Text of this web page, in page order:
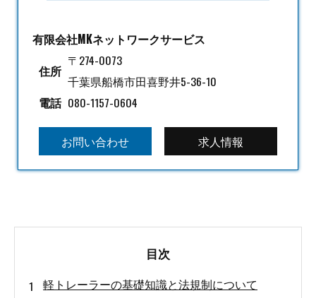
有限会社MKネットワークサービス
住所
〒274-0073
千葉県船橋市田喜野井5-36-10
電話 080-1157-0604
お問い合わせ 求人情報
目次
軽トレーラーの基礎知識と法規制について